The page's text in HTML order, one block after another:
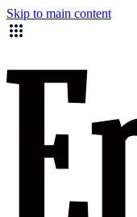
Skip to main content